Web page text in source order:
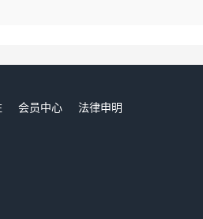
会员中心
法律申明